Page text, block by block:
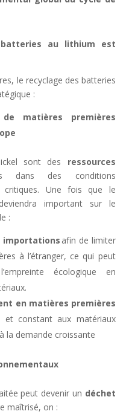
au lithium est
le recyclage des batteries
:
matières premières
sont des ressources
dans des conditions
critiques. Une fois que le
important sur le
:
importations afin de limiter
à l’étranger, ce qui peut
écologique en
en matières premières
et constant aux matériaux
la demande croissante
peut devenir un déchet
maîtrisé, on :